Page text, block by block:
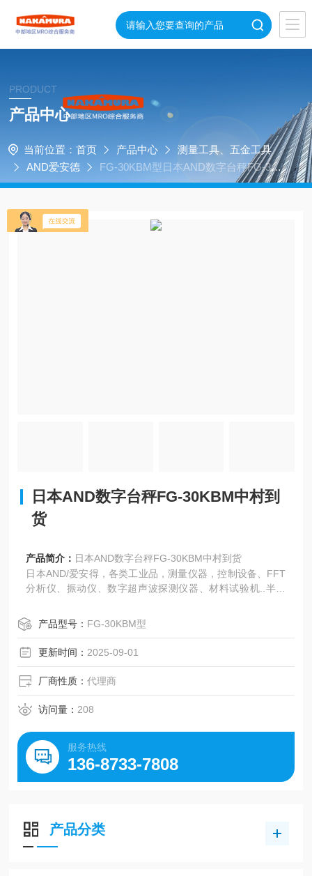
PRODUCT
产品中心
当前位置： 首页 产品中心
测量工具、五金工具
AND爱安德
FG-30KBM型日本AND数字台秤FG-30K
BM中村到货
日本AND数字台秤FG-30KBM中村到
货
产品简介： 日本AND数字台秤FG-30KBM中村到货
日本AND/爱安得，各类工业品，测量仪器，控制设备、FFT
分析仪、振动仪、数字超声波探测仪器、材料试验机..半导
重传感器、数据处理系统等通过内置特殊校正用砝码，可以
进行高精度测量。
产品型号： FG-30KBM型
更新时间： 2025-09-01
厂商性质：代理商
访问量： 208
服务热线
136-8733-7808
产品分类